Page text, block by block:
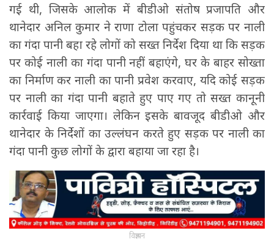
गई थी, जिसके आलोक में बीडीओ संतोष प्रजापति और
थानेदार अनिल कुमार ने राणा टोला पहुंचकर सड़क पर नाली
का गंदा पानी बहा रहे लोगों को सख्त निर्देश दिया था कि सड़क
पर कोई नाली का गंदा पानी नहीं बहाएंगे, घर के बाहर सोख्ता
का निर्माण कर नाली का पानी प्रवेश करवाए, यदि कोई सड़क
पर नाली का गंदा पानी बहाते हुए पाए गए तो सख्त कानूनी
कार्रवाई किया जाएगा। लेकिन इसके बावजूद बीडीओ और
थानेदार के निर्देशों का उल्लंघन करते हुए सड़क पर नाली का
गंदा पानी कुछ लोगों के द्वारा बहाया जा रहा है।
विज्ञापन